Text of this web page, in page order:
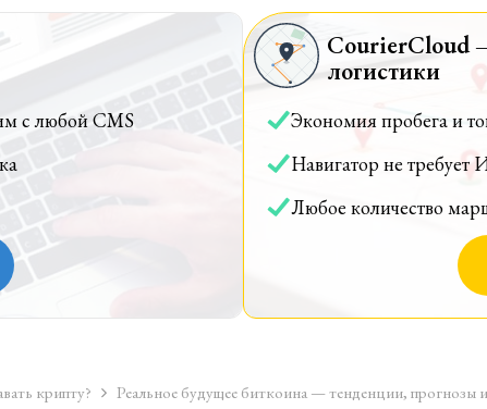
с любой CMS
CourierCloud
логистики
Экономия пробега и
Навигатор не требует
Любое количество
крипту? Реальное будущее биткоина — тенденции, прогнозы